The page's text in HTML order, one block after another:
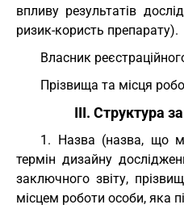
впливу результатів
ризик-користь препарату).
Власник
Прізвища та місця
III. Структура
1. Назва (назва, що
термін дизайну
заключного звіту,
місцем роботи особи, яка